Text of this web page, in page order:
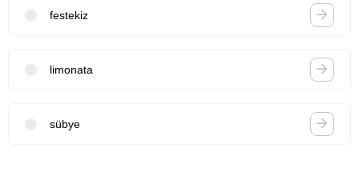
festekiz
limonata
sübye